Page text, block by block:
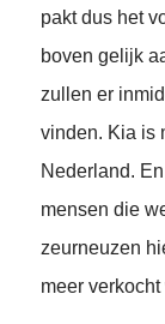
pakt dus het
boven gelijk
zullen er
vinden. Kia is
Nederland.
mensen die
zeurneuzen
meer